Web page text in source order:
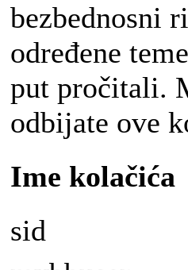
bezbednosni
određene
put pročitali.
odbijate ove
Ime kolačića
sid